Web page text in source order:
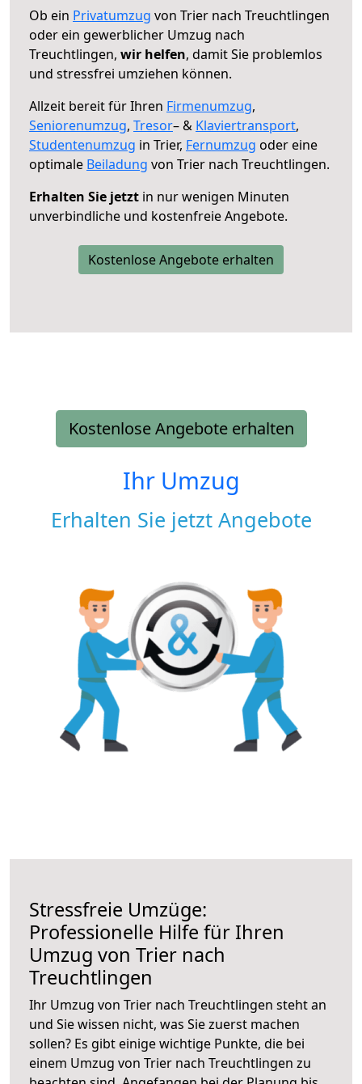
Ob ein Privatumzug von Trier nach Treuchtlingen
oder ein gewerblicher Umzug nach
Treuchtlingen, wir helfen, damit Sie problemlos
und stressfrei umziehen können.
Allzeit bereit für Ihren Firmenumzug,
Seniorenumzug, Tresor– & Klaviertransport,
Studentenumzug in Trier, Fernumzug oder eine
optimale Beiladung von Trier nach Treuchtlingen.
Erhalten Sie jetzt in nur wenigen Minuten
unverbindliche und kostenfreie Angebote.
Kostenlose Angebote erhalten
Kostenlose Angebote erhalten
Ihr Umzug
Erhalten Sie jetzt Angebote
Stressfreie Umzüge:
Professionelle Hilfe für Ihren
Umzug von Trier nach
Treuchtlingen
Ihr Umzug von Trier nach Treuchtlingen steht an
und Sie wissen nicht, was Sie zuerst machen
sollen? Es gibt einige wichtige Punkte, die bei
einem Umzug von Trier nach Treuchtlingen zu